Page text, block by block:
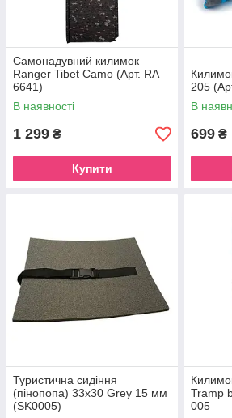
Самонадувний килимок
Ranger Tibet Camo (Арт. RA
6641)
В наявності
1 299 ₴
Купити
205
В
699 ₴
Туристична сидіння
(пінопопа) 33х30 Grey 15 мм
(SK0005)
Tramp
005